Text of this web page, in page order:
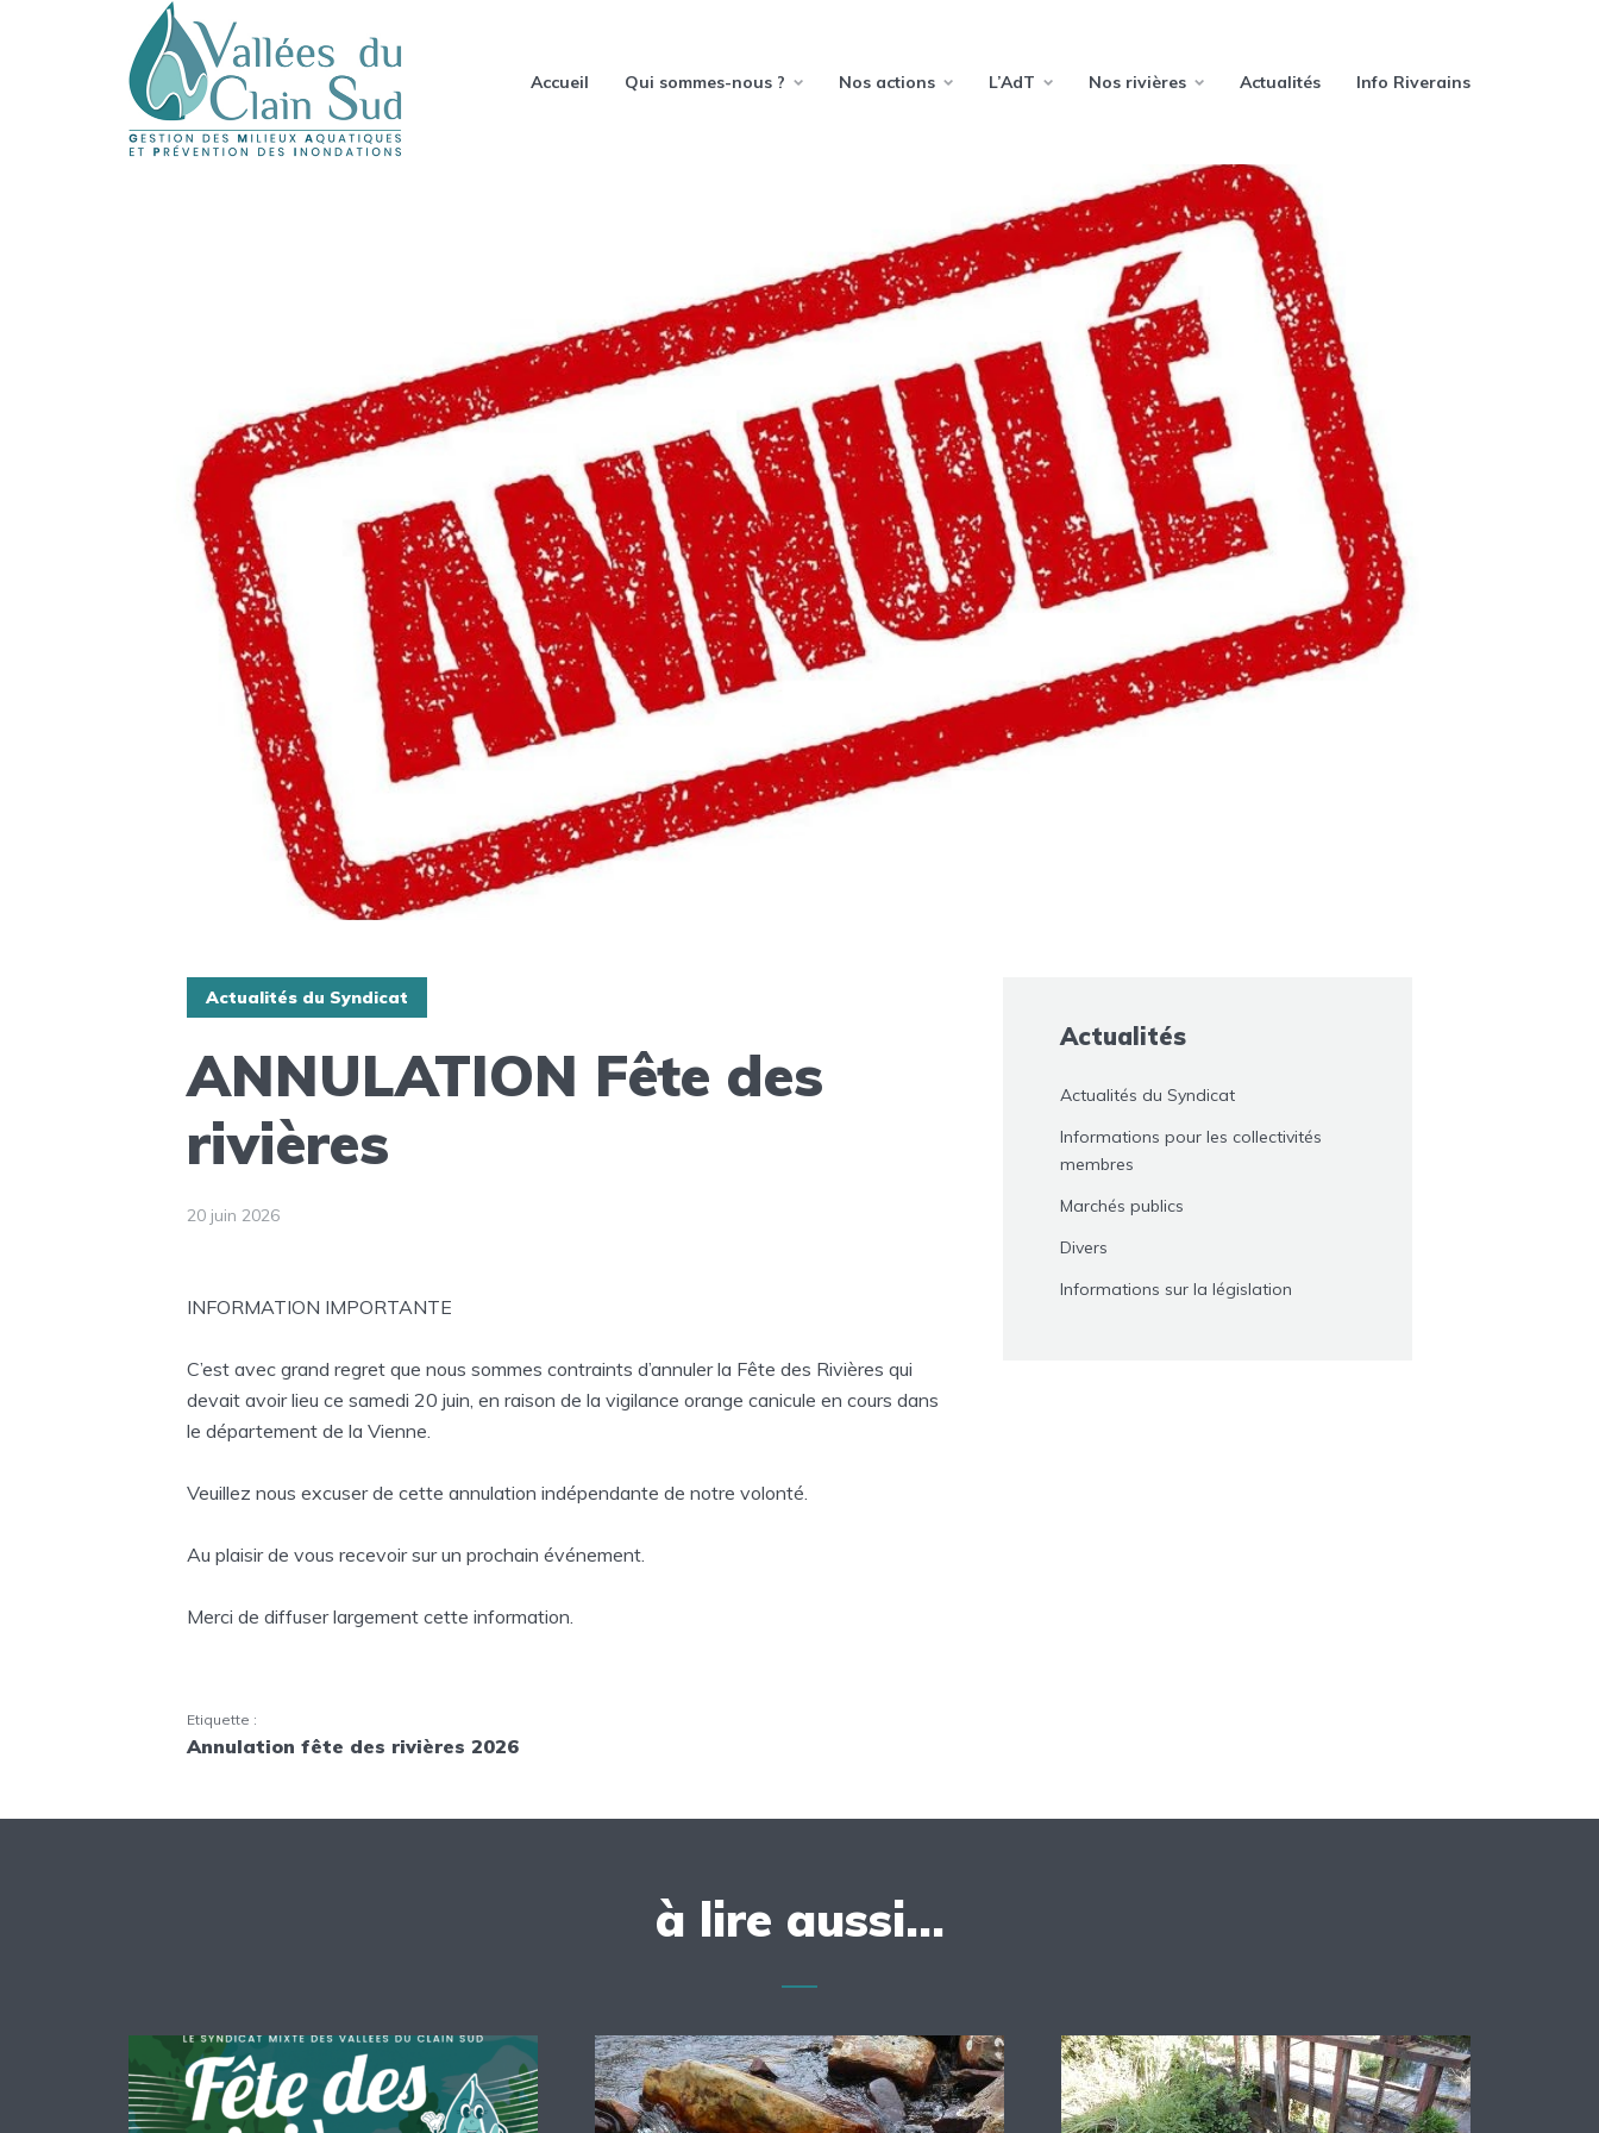
Accueil Qui sommes-nous ? Nos actions L’AdT Nos rivières Actualités Info Riverains
Actualités du Syndicat
ANNULATION Fête des
rivières
20 juin 2026
INFORMATION IMPORTANTE
C’est avec grand regret que nous sommes contraints d’annuler la Fête des Rivières qui
devait avoir lieu ce samedi 20 juin, en raison de la vigilance orange canicule en cours dans
le département de la Vienne.
Veuillez nous excuser de cette annulation indépendante de notre volonté.
Au plaisir de vous recevoir sur un prochain événement.
Merci de diffuser largement cette information.
Etiquette :
Annulation fête des rivières 2026
Actualités
Actualités du Syndicat
Informations pour les collectivités
membres
Marchés publics
Divers
Informations sur la législation
à lire aussi...